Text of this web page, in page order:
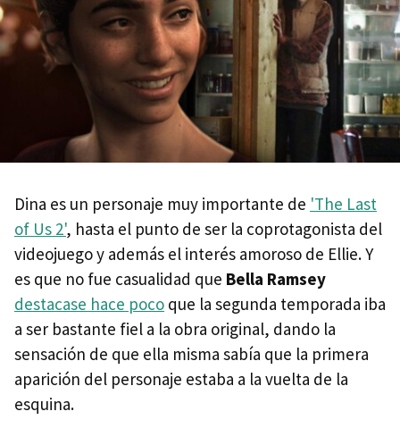
Dina es un personaje muy importante de 'The Last
of Us 2', hasta el punto de ser la coprotagonista del
videojuego y además el interés amoroso de Ellie. Y
es que no fue casualidad que Bella Ramsey
destacase hace poco que la segunda temporada iba
a ser bastante fiel a la obra original, dando la
sensación de que ella misma sabía que la primera
aparición del personaje estaba a la vuelta de la
esquina.